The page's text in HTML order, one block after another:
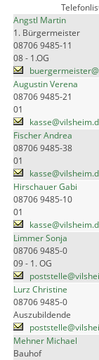
Angstl Martin
1. Bürgermeister
08706 9485-11
08 - 1.OG
Augustin Verena
08706 9485-21
01
Fischer Andrea
08706 9485-38
01
Hirschauer Gabi
08706 9485-10
01
Limmer Sonja
08706 9485-0
09 - 1. OG
Lurz Christine
08706 9485-0
Auszubildende
Mehner Michael
Bauhof